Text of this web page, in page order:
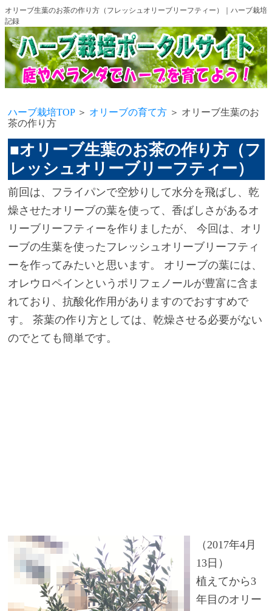
オリーブ生葉のお茶の作り方（フレッシュオリーブリーフティー）｜ハーブ栽培
記録
ハーブ栽培TOP＞ オリーブの育て方 ＞ オリーブ生葉のお
茶の作り方
■オリーブ生葉のお茶の作り方（フ
レッシュオリーブリーフティー）
前回は、フライパンで空炒りして水分を飛ばし、乾
燥させたオリーブの葉を使って、香ばしさがあるオ
リーブリーフティーを作りましたが、 今回は、オリ
ーブの生葉を使ったフレッシュオリーブリーフティ
ーを作ってみたいと思います。 オリーブの葉には、
オレウロペインというポリフェノールが豊富に含ま
れており、抗酸化作用がありますのでおすすめで
す。 茶葉の作り方としては、乾燥させる必要がない
のでとても簡単です。
（2017年4月
13日）
植えてから3
年目のオリー